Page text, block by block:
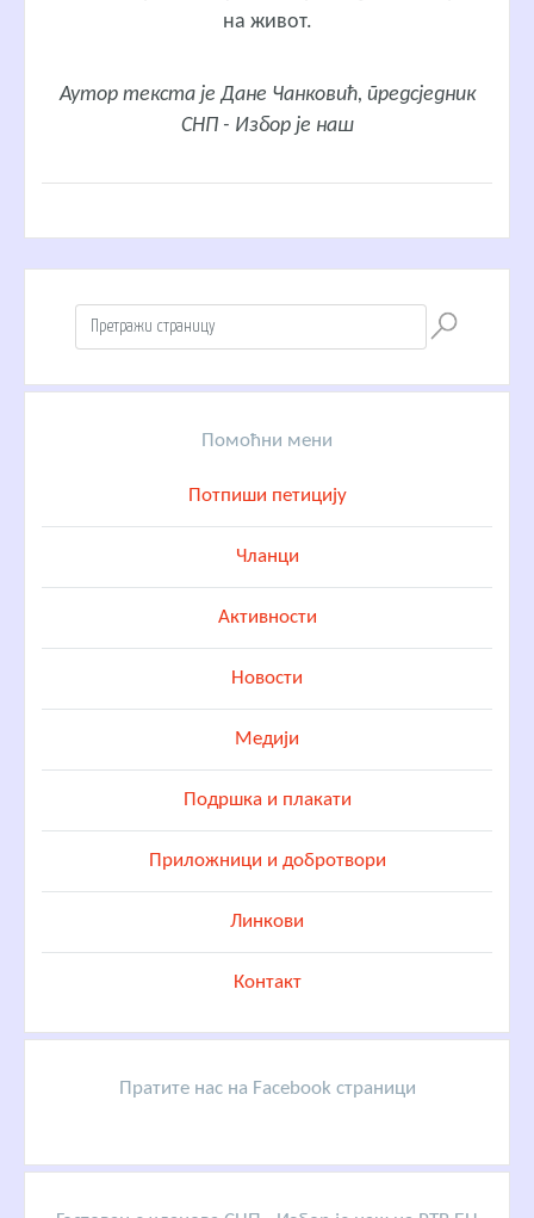
на живот.
Аутор текста је Дане Чанковић, предсједник
СНП - Избор је наш
Помоћни мени
Потпиши петицију
Чланци
Активности
Новости
Медији
Подршка и плакати
Приложници и добротвори
Линкови
Контакт
Пратите нас на Facebook страници